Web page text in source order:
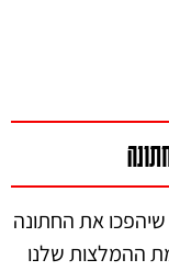
את החתונה
ההמלצות שלנו